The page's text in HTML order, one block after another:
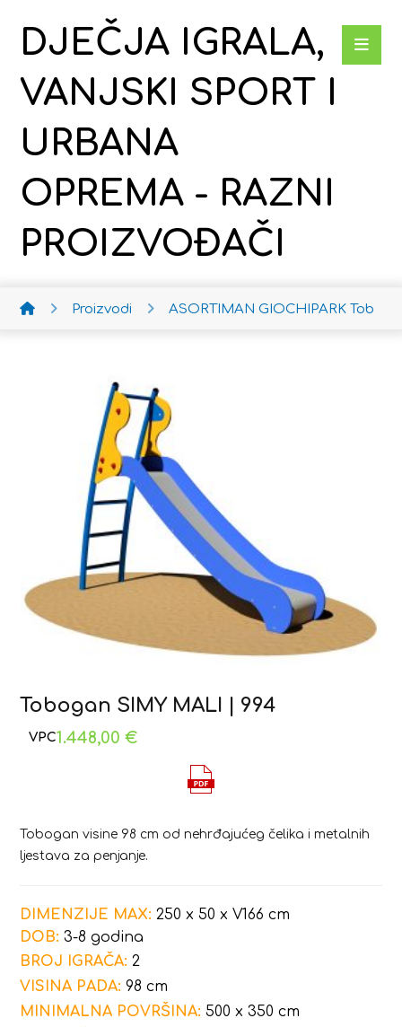
DJEČJA IGRALA,
VANJSKI SPORT I
URBANA
OPREMA - RAZNI
PROIZVOĐAČI
Proizvodi ASORTIMAN GIOCHIPARK
Tobogan SIMY MALI | 994
1.448,00€
Tobogan visine 98 cm od nehrđajućeg čelika i metalnih
ljestava za penjanje.
DIMENZIJE MAX: 250 x 50 x V166 cm
DOB: 3-8 godina
BROJ IGRAČA: 2
VISINA PADA: 98 cm
MINIMALNA POVRŠINA: 500 x 350 cm